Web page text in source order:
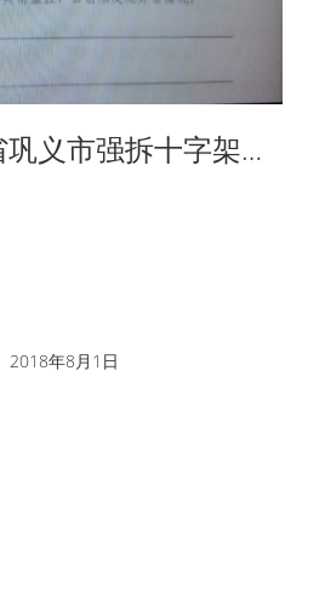
河南省巩义市强拆十字架内部文件曝光
2018年8月1日